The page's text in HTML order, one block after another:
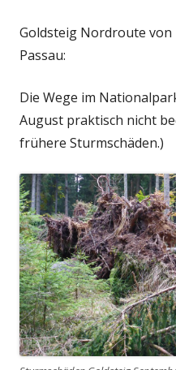
Goldsteig Nordroute von
Passau:
Die Wege im
August praktisch nicht
frühere Sturmschäden.)